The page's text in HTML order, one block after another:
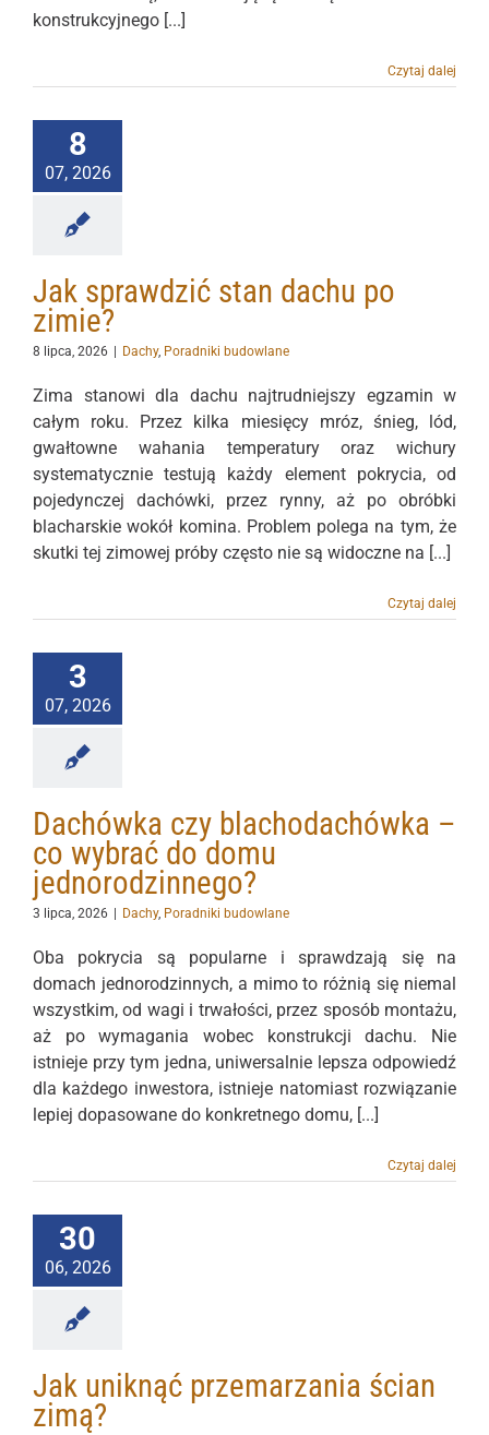
konstrukcyjnego [...]
Czytaj dalej
8
07, 2026
Jak sprawdzić stan dachu po
zimie?
8 lipca, 2026 Dachy, Poradniki budowlane
Zima stanowi dla dachu najtrudniejszy egzamin w
całym roku. Przez kilka miesięcy mróz, śnieg, lód,
gwałtowne wahania temperatury oraz wichury
systematycznie testują każdy element pokrycia, od
pojedynczej dachówki, przez rynny, aż po obróbki
blacharskie wokół komina. Problem polega na tym, że
skutki tej zimowej próby często nie są widoczne na [...]
Czytaj dalej
3
07, 2026
Dachówka czy blachodachówka –
co wybrać do domu
jednorodzinnego?
3 lipca, 2026 Dachy, Poradniki budowlane
Oba pokrycia są popularne i sprawdzają się na
domach jednorodzinnych, a mimo to różnią się niemal
wszystkim, od wagi i trwałości, przez sposób montażu,
aż po wymagania wobec konstrukcji dachu. Nie
istnieje przy tym jedna, uniwersalnie lepsza odpowiedź
dla każdego inwestora, istnieje natomiast rozwiązanie
lepiej dopasowane do konkretnego domu, [...]
Czytaj dalej
30
06, 2026
Jak uniknąć przemarzania ścian
zimą?